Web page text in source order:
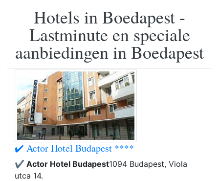
Hotels in Boedapest -
Lastminute en speciale
aanbiedingen in Boedapest
✔️ Actor Hotel Budapest ****
✔️ Actor Hotel Budapest1094 Budapest, Viola
utca 14.